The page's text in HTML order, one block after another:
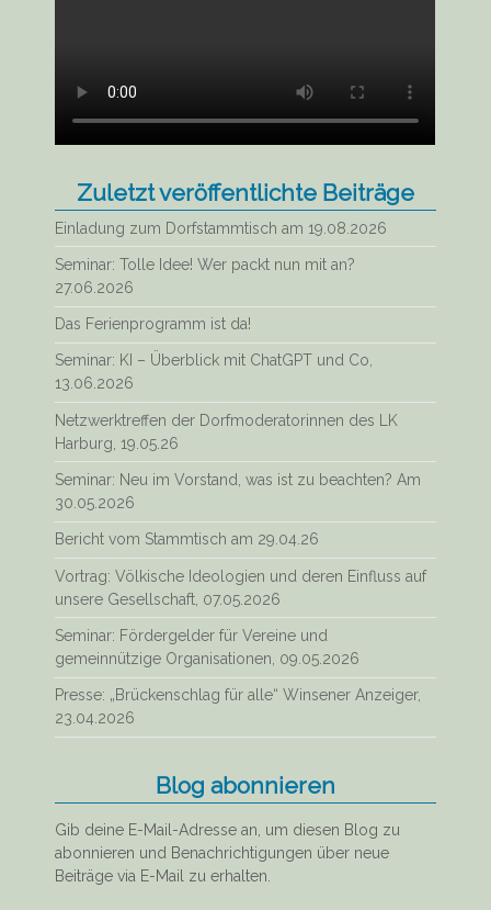
Zuletzt veröffentlichte Beiträge
Einladung zum Dorfstammtisch am 19.08.2026
Seminar: Tolle Idee! Wer packt nun mit an?
27.06.2026
Das Ferienprogramm ist da!
Seminar: KI – Überblick mit ChatGPT und Co,
13.06.2026
Netzwerktreffen der Dorfmoderatorinnen des LK
Harburg, 19.05.26
Seminar: Neu im Vorstand, was ist zu beachten? Am
30.05.2026
Bericht vom Stammtisch am 29.04.26
Vortrag: Völkische Ideologien und deren Einfluss auf
unsere Gesellschaft, 07.05.2026
Seminar: Fördergelder für Vereine und
gemeinnützige Organisationen, 09.05.2026
Presse: „Brückenschlag für alle“ Winsener Anzeiger,
23.04.2026
Blog abonnieren
Gib deine E-Mail-Adresse an, um diesen Blog zu
abonnieren und Benachrichtigungen über neue
Beiträge via E-Mail zu erhalten.